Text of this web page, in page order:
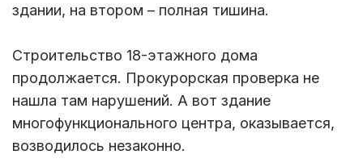
здании, на втором – полная тишина.
Строительство 18-этажного дома
продолжается. Прокурорская проверка не
нашла там нарушений. А вот здание
многофункционального центра, оказывается,
возводилось незаконно.